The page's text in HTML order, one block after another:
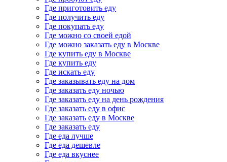
Где приготовить еду
Где получить еду
Где покупать еду
Где можно со своей едой
Где можно заказать еду в Москве
Где купить еду в Москве
Где купить еду
Где искать еду
Где заказывать еду на дом
Где заказать еду ночью
Где заказать еду на день рождения
Где заказать еду в офис
Где заказать еду в Москве
Где заказать еду
Где еда лучше
Где еда дешевле
Где еда вкуснее